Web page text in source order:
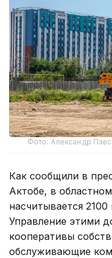
Фото: Александр
Как сообщили в
Актобе, в
насчитывается
Управление этими
кооперативы
обслуживающие